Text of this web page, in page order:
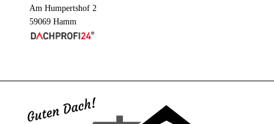
Am Humpertshof 2
59069 Hamm